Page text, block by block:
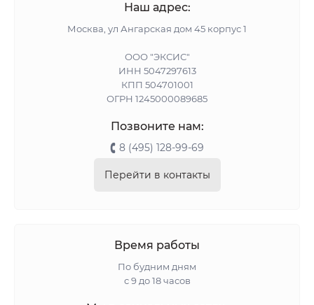
Наш адрес:
Москва, ул Ангарская дом 45 корпус 1
ООО "ЭКСИС"
ИНН 5047297613
КПП 504701001
ОГРН 1245000089685
Позвоните нам:
8 (495) 128-99-69
Перейти в контакты
Время работы
По будним дням
с 9 до 18 часов